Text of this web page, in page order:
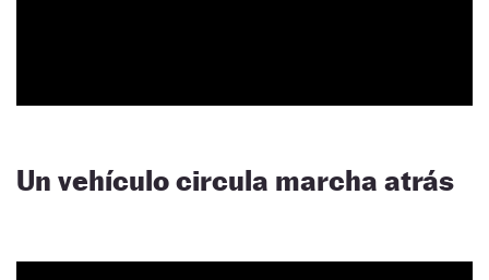
Un vehículo circula marcha atrás